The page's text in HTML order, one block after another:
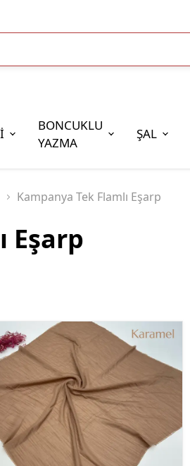
BONCUKLU
YAZMA
ŞAL
Kampanya Tek Flamlı Eşarp
Eşarp